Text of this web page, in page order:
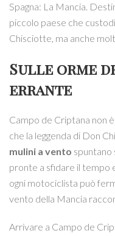
Spagna: La Mancia.
piccolo paese che
Chisciotte, ma anche
Sulle orme
errante
Campo de Criptana non
che la leggenda di Don
mulini a vento spuntano
pronte a sfidare il tempo
ogni motociclista può
vento della Mancia
Arrivare a Campo de